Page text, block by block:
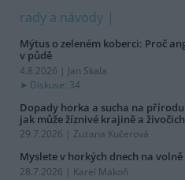
rady a návody
Mýtus o zeleném koberci: Proč
v půdě
4.8.2026 | Jan Skala
Diskuse: 34
Dopady horka a sucha na
jak může žíznivé krajině a
29.7.2026 | Zuzana Kučerová
Myslete v horkých dnech na
28.7.2026 | Karel Makoň